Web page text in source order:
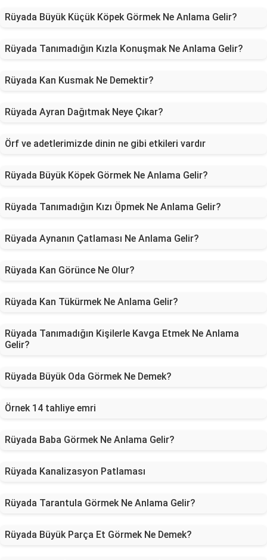
Rüyada Büyük Küçük Köpek Görmek Ne Anlama Gelir?
Rüyada Tanımadığın Kızla Konuşmak Ne Anlama Gelir?
Rüyada Kan Kusmak Ne Demektir?
Rüyada Ayran Dağıtmak Neye Çıkar?
Örf ve adetlerimizde dinin ne gibi etkileri vardır
Rüyada Büyük Köpek Görmek Ne Anlama Gelir?
Rüyada Tanımadığın Kızı Öpmek Ne Anlama Gelir?
Rüyada Aynanın Çatlaması Ne Anlama Gelir?
Rüyada Kan Görünce Ne Olur?
Rüyada Kan Tükürmek Ne Anlama Gelir?
Rüyada Tanımadığın Kişilerle Kavga Etmek Ne Anlama
Gelir?
Rüyada Büyük Oda Görmek Ne Demek?
Örnek 14 tahliye emri
Rüyada Baba Görmek Ne Anlama Gelir?
Rüyada Kanalizasyon Patlaması
Rüyada Tarantula Görmek Ne Anlama Gelir?
Rüyada Büyük Parça Et Görmek Ne Demek?